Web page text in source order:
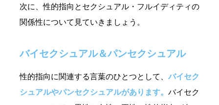
次に、性的指向とセクシュアル・フルイディティの
関係性について見ていきましょう。
バイセクシュアル＆パンセクシュアル
性的指向に関連する言葉のひとつとして、 バイセク
シュアルやパンセクシュアルがあります。 バイセク